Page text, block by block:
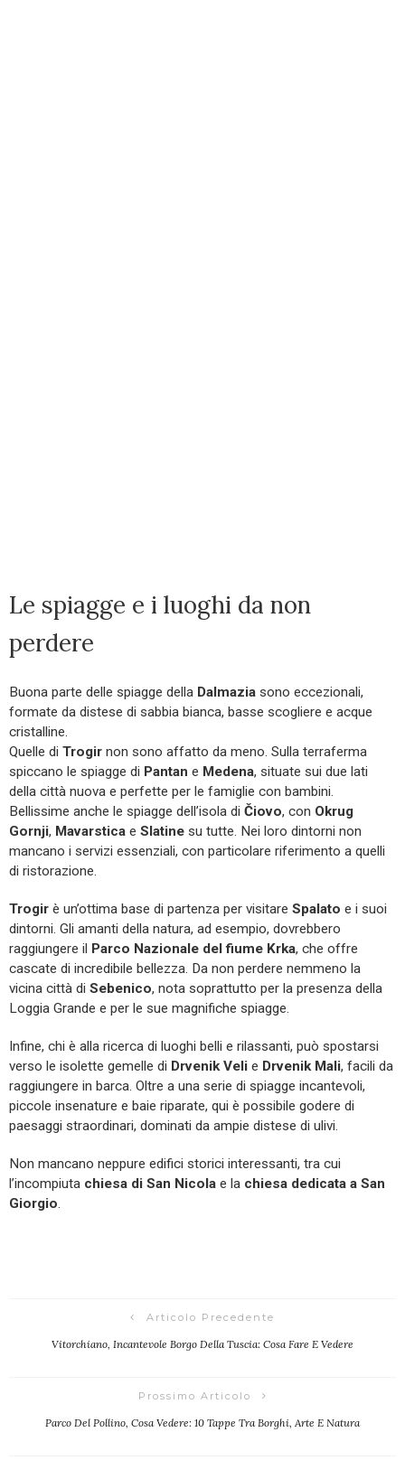
Le spiagge e i luoghi da non
perdere
Buona parte delle spiagge della Dalmazia sono eccezionali,
formate da distese di sabbia bianca, basse scogliere e acque
cristalline.
Quelle di Trogir non sono affatto da meno. Sulla terraferma
spiccano le spiagge di Pantan e Medena, situate sui due lati
della città nuova e perfette per le famiglie con bambini.
Bellissime anche le spiagge dell’isola di Čiovo, con Okrug
Gornji, Mavarstica e Slatine su tutte. Nei loro dintorni non
mancano i servizi essenziali, con particolare riferimento a quelli
di ristorazione.
Trogir è un’ottima base di partenza per visitare Spalato e i suoi
dintorni. Gli amanti della natura, ad esempio, dovrebbero
raggiungere il Parco Nazionale del fiume Krka, che offre
cascate di incredibile bellezza. Da non perdere nemmeno la
vicina città di Sebenico, nota soprattutto per la presenza della
Loggia Grande e per le sue magnifiche spiagge.
Infine, chi è alla ricerca di luoghi belli e rilassanti, può spostarsi
verso le isolette gemelle di Drvenik Veli e Drvenik Mali, facili da
raggiungere in barca. Oltre a una serie di spiagge incantevoli,
piccole insenature e baie riparate, qui è possibile godere di
paesaggi straordinari, dominati da ampie distese di ulivi.
Non mancano neppure edifici storici interessanti, tra cui
l’incompiuta chiesa di San Nicola e la chiesa dedicata a San
Giorgio
Articolo Precedente
Vitorchiano, Incantevole Borgo Della Tuscia: Cosa Fare E Vedere
Prossimo Articolo
Parco Del Pollino, Cosa Vedere: 10 Tappe Tra Borghi, Arte E Natura